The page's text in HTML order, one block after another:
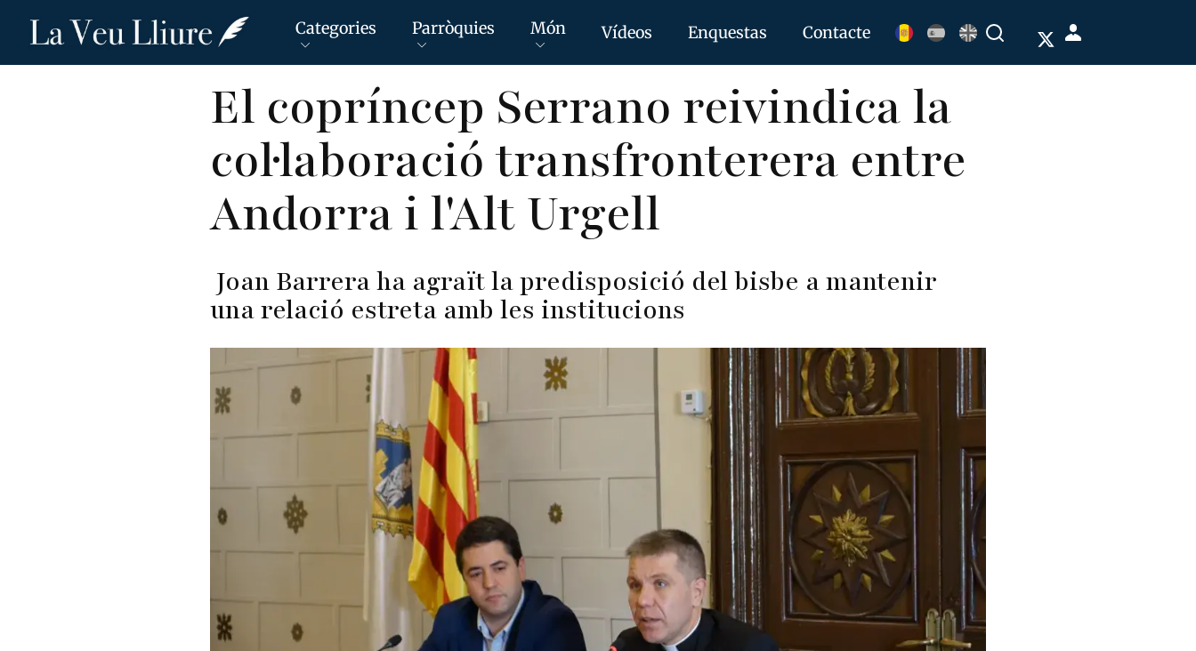
Vés
Categories Parròquies Món Vídeos Enquestas Contacte BuscarMenú
de
El copríncep Serrano reivindica la
col·laboració transfronterera entre
Andorra i l'Alt Urgell
Joan Barrera ha agraït la predisposició del bisbe a mantenir
una relació estreta amb les institucions